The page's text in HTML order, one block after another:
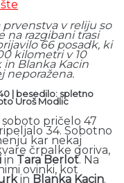
v reliju so
na razgibani trasi
66 posadk, ki
kilometri v 10
Blanka Kacin
neporažena.
| besedilo: spletno
Uroš Modlic
pričelo 47
34. Sobotno
kar nekaj
črpalke goriva,
in Tara Berlot. Na
ovinki, kot
in Blanka Kacin.